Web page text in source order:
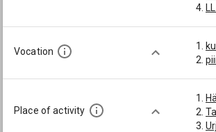
Vocation
Place of activity